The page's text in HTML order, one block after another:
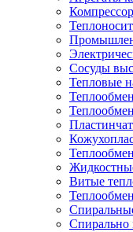
Сосуды
Тепловые
Витые
Спирально